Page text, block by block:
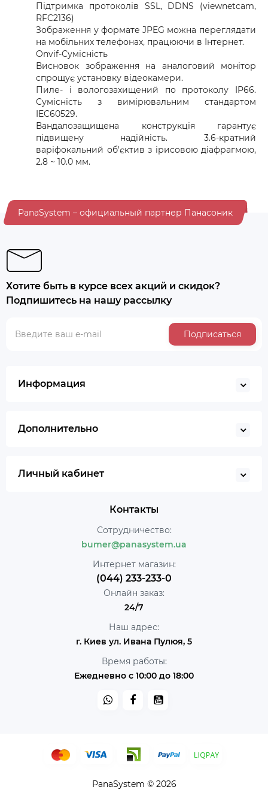
Підтримка протоколів SSL, DDNS (viewnetcam,
RFC2136)
Зображення у форматe JPEG можна переглядати
на мобільних телефонах, працюючи в Інтернет.
Onvif-Сумісність
Висновок зображення на аналоговий монітор
спрощує установку відеокамери.
Пиле- і вологозахищений по протоколу IP66.
Сумісність з вимірювальним стандартом
IEC60529.
Вандалозащищена конструкція гарантує
підвищену надійність. 3.6-кратний
варіфокальний об'єктив з ірисовою діафрагмою,
2.8 ~ 10.0 мм.
PanaSystem – официальный партнер Панасоник
Хотите быть в курсе всех акций и скидок?
Подпишитесь на нашу рассылку
Подписаться
Информация
Дополнительно
Личный кабинет
Контакты
Сотрудничество:
bumer@panasystem.ua
Интернет магазин:
(044) 233-233-0
Онлайн заказ:
24/7
Наш адрес:
г. Киев ул. Ивана Пулюя, 5
Время работы:
Ежедневно с 10:00 до 18:00
PanaSystem © 2026